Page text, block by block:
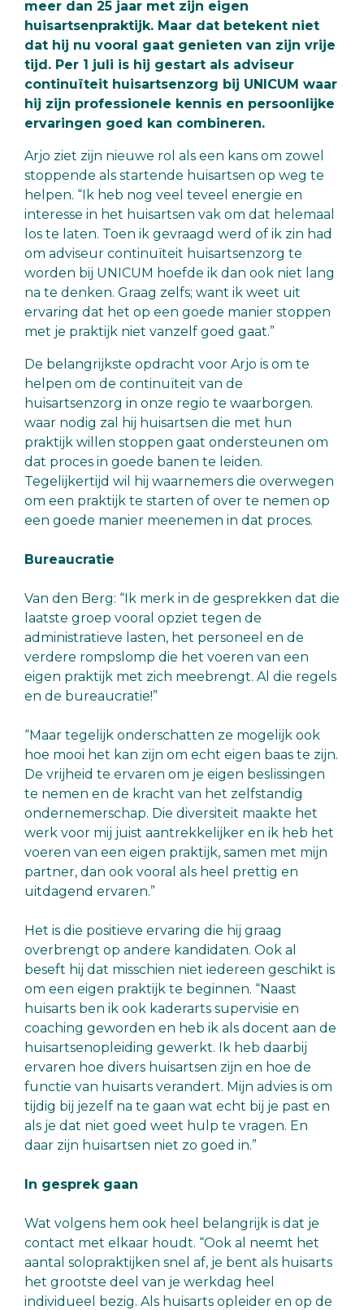
meer dan 25 jaar met zijn eigen
huisartsenpraktijk. Maar dat betekent niet
dat hij nu vooral gaat genieten van zijn vrije
tijd. Per 1 juli is hij gestart als adviseur
continuïteit huisartsenzorg bij UNICUM waar
hij zijn professionele kennis en persoonlijke
ervaringen goed kan combineren.
Arjo ziet zijn nieuwe rol als een kans om zowel
stoppende als startende huisartsen op weg te
helpen. “Ik heb nog veel teveel energie en
interesse in het huisartsen vak om dat helemaal
los te laten. Toen ik gevraagd werd of ik zin had
om adviseur continuïteit huisartsenzorg te
worden bij UNICUM hoefde ik dan ook niet lang
na te denken. Graag zelfs; want ik weet uit
ervaring dat het op een goede manier stoppen
met je praktijk niet vanzelf goed gaat.”
De belangrijkste opdracht voor Arjo is om te
helpen om de continuïteit van de
huisartsenzorg in onze regio te waarborgen.
waar nodig zal hij huisartsen die met hun
praktijk willen stoppen gaat ondersteunen om
dat proces in goede banen te leiden.
Tegelijkertijd wil hij waarnemers die overwegen
om een praktijk te starten of over te nemen op
een goede manier meenemen in dat proces.
Bureaucratie
Van den Berg: “Ik merk in de gesprekken dat die
laatste groep vooral opziet tegen de
administratieve lasten, het personeel en de
verdere rompslomp die het voeren van een
eigen praktijk met zich meebrengt. Al die regels
en de bureaucratie!”
“Maar tegelijk onderschatten ze mogelijk ook
hoe mooi het kan zijn om echt eigen baas te zijn.
De vrijheid te ervaren om je eigen beslissingen
te nemen en de kracht van het zelfstandig
ondernemerschap. Die diversiteit maakte het
werk voor mij juist aantrekkelijker en ik heb het
voeren van een eigen praktijk, samen met mijn
partner, dan ook vooral als heel prettig en
uitdagend ervaren.”
Het is die positieve ervaring die hij graag
overbrengt op andere kandidaten. Ook al
beseft hij dat misschien niet iedereen geschikt is
om een eigen praktijk te beginnen. “Naast
huisarts ben ik ook kaderarts supervisie en
coaching geworden en heb ik als docent aan de
huisartsenopleiding gewerkt. Ik heb daarbij
ervaren hoe divers huisartsen zijn en hoe de
functie van huisarts verandert. Mijn advies is om
tijdig bij jezelf na te gaan wat echt bij je past en
als je dat niet goed weet hulp te vragen. En
daar zijn huisartsen niet zo goed in.”
In gesprek gaan
Wat volgens hem ook heel belangrijk is dat je
contact met elkaar houdt. “Ook al neemt het
aantal solopraktijken snel af, je bent als huisarts
het grootste deel van je werkdag heel
individueel bezig. Als huisarts opleider en op de